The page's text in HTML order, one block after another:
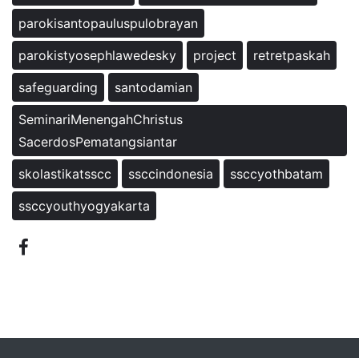
parokisantopauluspulobrayan
parokistyosephlawedesky
project
retretpaskah
safeguarding
santodamian
SeminariMenengahChristus
SacerdosPematangsiantar
skolastikatsscc
ssccindonesia
ssccyothbatam
ssccyouthyogyakarta